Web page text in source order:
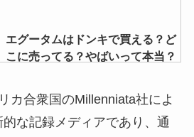
エグータムはドンキで買える？ど
こに売ってる？やばいって本当？
ダッフィーのぬいぐるみはどこで
カ合衆国のMillenniata社によ
な記録メディアであり、通